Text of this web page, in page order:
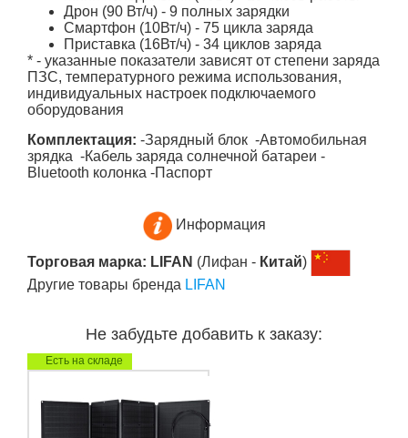
Дрон (90 Вт/ч) - 9 полных зарядки
Смартфон (10Вт/ч) - 75 цикла заряда
Приставка (16Вт/ч) - 34 циклов заряда
* - указанные показатели зависят от степени заряда
ПЗС, температурного режима использования,
индивидуальных настроек подключаемого
оборудования
Комплектация: -Зарядный блок -Автомобильная
зрядка -Кабель заряда солнечной батареи -
Bluetooth колонка -Паспорт
Информация
Торговая марка: LIFAN (Лифан - Китай)
Другие товары бренда LIFAN
Не забудьте добавить к заказу:
Есть на складе